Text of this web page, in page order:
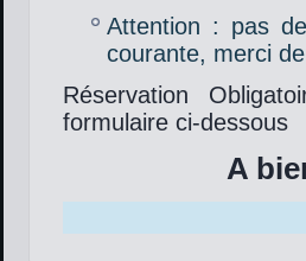
Attention : pas
courante, merci
Réservation
formulaire ci-dessous
A